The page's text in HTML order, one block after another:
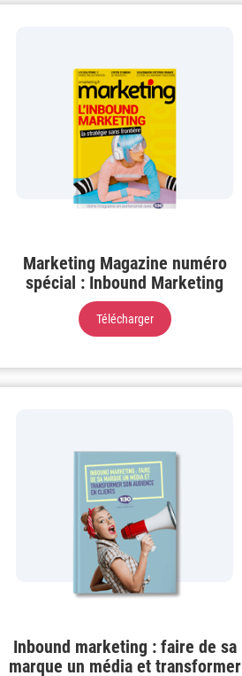
Marketing Magazine numéro
spécial : Inbound Marketing
Télécharger
Inbound marketing : faire de sa
marque un média et transformer